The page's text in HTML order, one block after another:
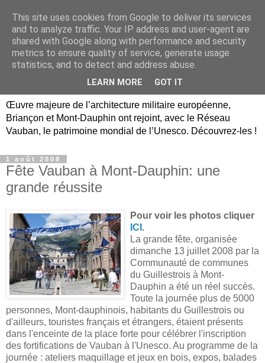
Briançon, Mont-Dauphin,
Vauban Unesco Hautes-
Œuvre majeure de l’architecture militaire européenne,
Briançon et Mont-Dauphin ont rejoint, avec le Réseau
Vauban, le patrimoine mondial de l’Unesco. Découvrez-les !
1 août 2008
Fête Vauban à Mont-Dauphin: une
grande réussite
Pour voir les photos cliquer
ICI .
La grande fête, organisée
dimanche 13 juillet 2008 par la
Communauté de communes
du Guillestrois à Mont-
Dauphin a été un réel succès.
Toute la journée plus de 5000
personnes, Mont-dauphinois, habitants du Guillestrois ou
d'ailleurs, touristes français et étrangers, étaient présents
dans l 'enceinte de la place forte pour célébrer l 'inscription
des fortifications de Vauban à l 'Unesco. Au programme de la
journée : ateliers maquillage et jeux en bois, expos, balades
This site uses cookies from Google to deliver its services
and to analyze traffic. Your IP address and user-agent are
shared with Google along with performance and security
metrics to ensure quality of service, generate usage
statistics, and to detect and address abuse.
LEARN MORE GOT IT